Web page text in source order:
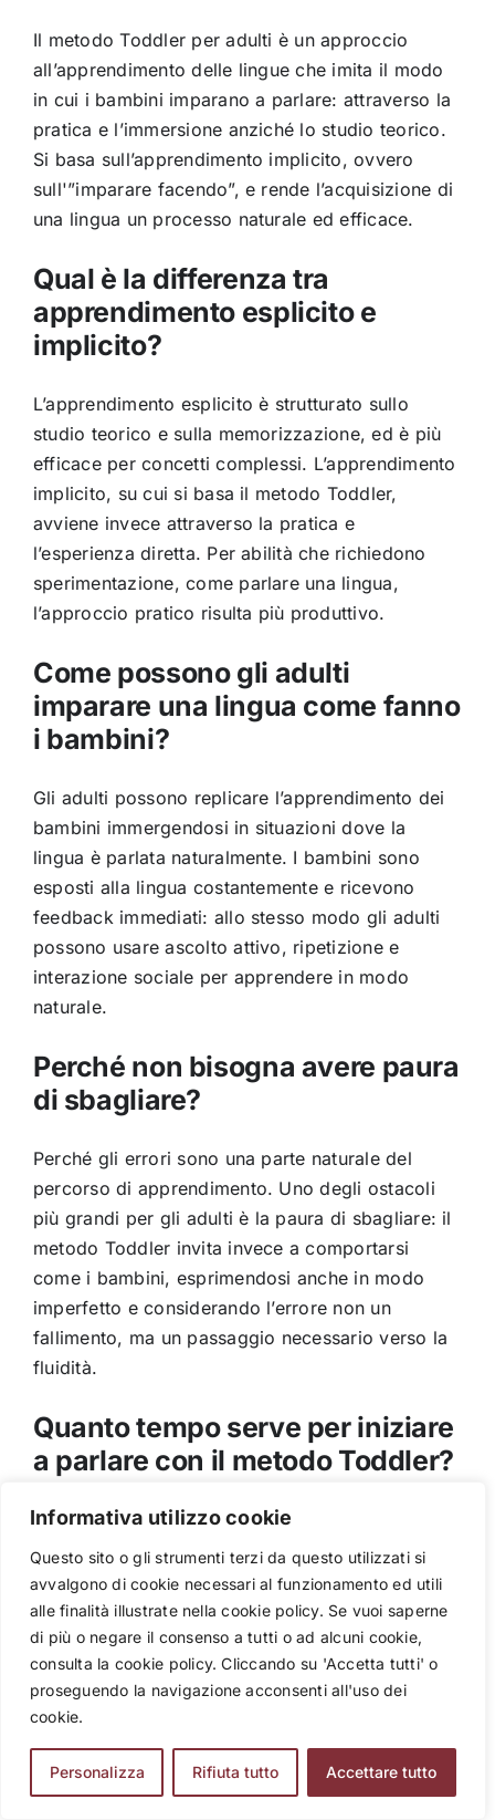
Informativa utilizzo cookie
Questo sito o gli strumenti terzi da questo utilizzati si
avvalgono di cookie necessari al funzionamento ed utili
alle finalità illustrate nella cookie policy. Se vuoi saperne
di più o negare il consenso a tutti o ad alcuni cookie,
consulta la cookie policy. Cliccando su 'Accetta tutti' o
proseguendo la navigazione acconsenti all'uso dei
cookie.
Personalizza Rifiuta tutto Accettare tutto
Il metodo Toddler peradulti è un approccio
all’apprendimento delle lingue che imita il modo
in cui i bambini imparano a parlare: attraverso la
pratica e l’immersione anziché lo studio teorico.
Si basa sull’apprendimento implicito, ovvero
sull'”imparare facendo”, e rende l’acquisizione di
una lingua un processo naturale ed efficace.
Qual è la differenza tra
apprendimento esplicito e
implicito?
L’apprendimento esplicito è strutturato sullo
studio teorico e sulla memorizzazione, ed è più
efficace per concetti complessi. L’apprendimento
implicito, su cui si basa il metodo Toddler,
avviene invece attraverso la pratica e
l’esperienza diretta. Perabilità che richiedono
sperimentazione,come parlare una lingua,
l’approccio pratico risulta più produttivo.
Come possono gli adulti
imparare una lingua come fanno
i bambini?
Gli adulti possono replicare l’apprendimento dei
bambini immergendosi in situazioni dove la
lingua è parlata naturalmente. I bambini sono
esposti alla lingua costantemente e ricevono
feedback immediati: allo stesso modo gli adulti
possono usare ascolto attivo, ripetizione e
interazione sociale per apprendere in modo
naturale.
Perché non bisogna avere paura
di sbagliare?
Perché gli errori sono una parte naturale del
percorso di apprendimento. Uno degli ostacoli
più grandi per gli adulti è la paura di sbagliare: il
metodo Toddler invita invece a comportarsi
come i bambini, esprimendosi anche in modo
imperfetto econsiderando l’errore non un
fallimento, ma un passaggio necessarioverso la
fluidità.
Quanto tempo serve per iniziare
a parlare con il metodo Toddler?
Con ilmetodo Toddler è possibile iniziare a
parlare in poco tempo, anche partendoda zero.
Si imparanosubito le espressioni base per le
situazioni quotidiane, come ordinare al ristorante
o chiedereindicazioni, cominciando con
conversazioni brevi e pratiche per poiprocedere
gradualmente fino araggiungere la fluidità.
Come si può mettere in pratica il
metodo Toddler nella vita